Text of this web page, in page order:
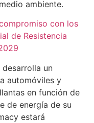
ambiente.
con los
de Resistencia
un
automóviles y
en función de
de energía de su
estará